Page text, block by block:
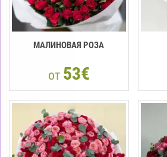
МАЛИНОВАЯ РОЗА
от 53€